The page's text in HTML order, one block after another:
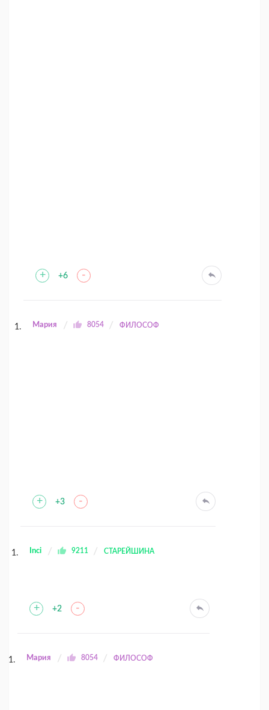
+ +6 -
Мария 8054 ФИЛОСОФ
+ +3 -
Inci 9211 СТАРЕЙШИНА
+ +2 -
Мария 8054 ФИЛОСОФ